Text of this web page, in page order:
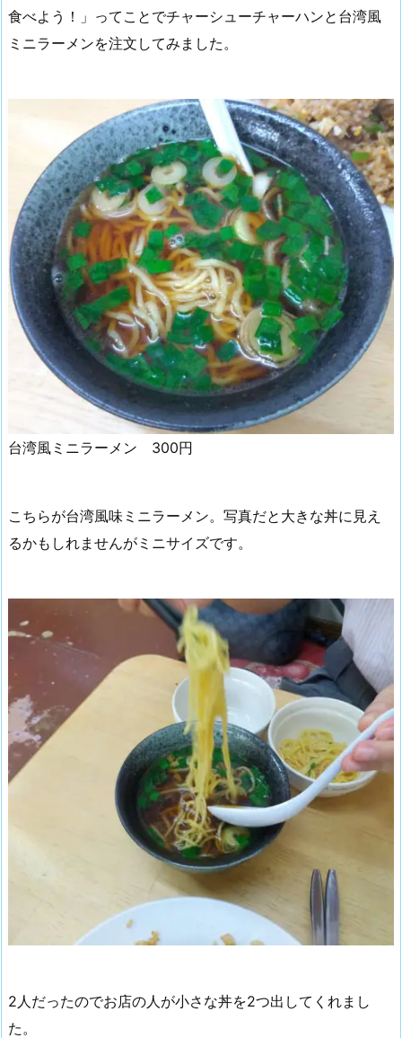
食べよう！」ってことでチャーシューチャーハンと台湾風
ミニラーメンを注文してみました。
台湾風ミニラーメン 300円
こちらが台湾風味ミニラーメン。写真だと大きな丼に見え
るかもしれませんがミニサイズです。
2人だったのでお店の人が小さな丼を2つ出してくれまし
た。